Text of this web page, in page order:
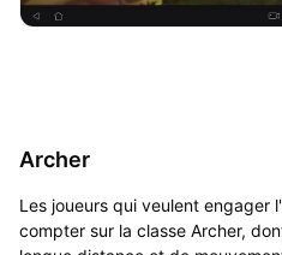
Archer
Les joueurs qui veulent engager
compter sur la classe Archer,